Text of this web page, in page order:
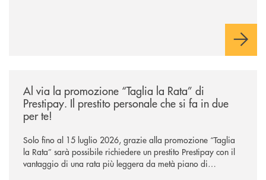
Al via la promozione “Taglia la Rata” di
Prestipay. Il prestito personale che si fa in due
per te!
Solo fino al 15 luglio 2026, grazie alla promozione “Taglia
la Rata” sarà possibile richiedere un prestito Prestipay con il
vantaggio di una rata più leggera da metà piano di